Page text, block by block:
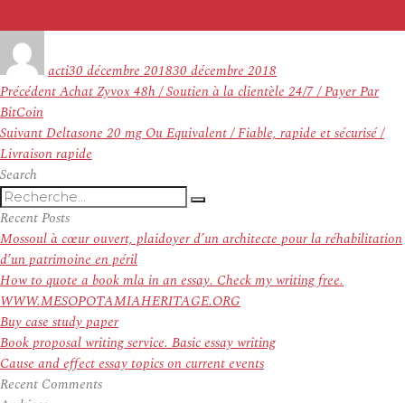
actile
30 décembre 201830 décembre 2018
Navigation
de
l’article
PrécédentArticle
Achat Zyvox 48h / Soutien à la clientèle 24/7 / Payer Par
BitCoin
SuivantArticle
suivant :
Deltasone 20 mg Ou Equivalent / Fiable, rapide et sécurisé /
Livraison rapide
Search
Recherche
pour
:
Recherche
Recent Posts
Mossoul à cœur ouvert, plaidoyer d’un architecte pour la réhabilitation
d’un patrimoine en péril
How to quote a book mla in an essay. Check my writing free.
WWW.MESOPOTAMIAHERITAGE.ORG
Buy case study paper
Book proposal writing service. Basic essay writing
Cause and effect essay topics on current events
Recent Comments